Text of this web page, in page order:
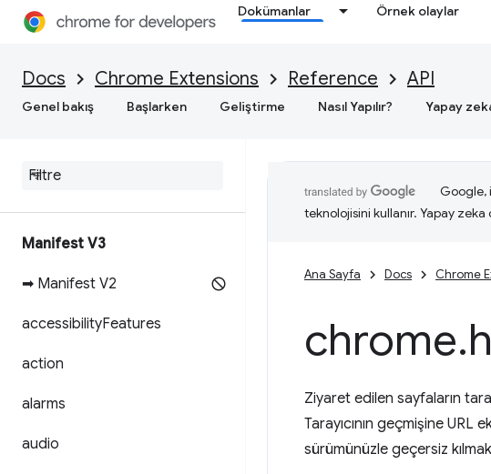
Dokümanlar Örnek olaylar
Docs Chrome Extensions Reference API
Genel bakış Başlarken Geliştirme Nasıl Yapılır? Yapay
Manifest V3
➡ Manifest V2
accessibilityFeatures
action
alarms
audio
Google,
teknolojisini kullanır. Yapay
Ana Sayfa Docs Chrome
chrome.
Ziyaret edilen sayfaların
Tarayıcının geçmişine URL
sürümünüzle geçersiz